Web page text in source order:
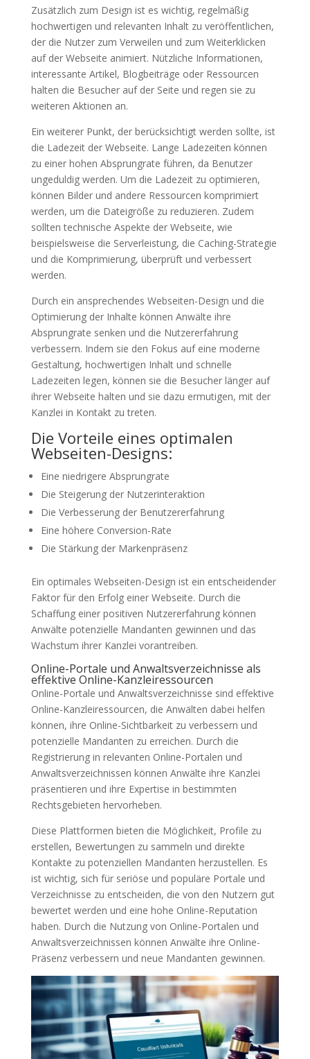
Zusätzlich zum Design ist es wichtig, regelmäßig
hochwertigen und relevanten Inhalt zu veröffentlichen,
der die Nutzer zum Verweilen und zum Weiterklicken
auf der Webseite animiert. Nützliche Informationen,
interessante Artikel, Blogbeiträge oder Ressourcen
halten die Besucher auf der Seite und regen sie zu
weiteren Aktionen an.
Ein weiterer Punkt, der berücksichtigt werden sollte, ist
die Ladezeit der Webseite. Lange Ladezeiten können
zu einer hohen Absprungrate führen, da Benutzer
ungeduldig werden. Um die Ladezeit zu optimieren,
können Bilder und andere Ressourcen komprimiert
werden, um die Dateigröße zu reduzieren. Zudem
sollten technische Aspekte der Webseite, wie
beispielsweise die Serverleistung, die Caching-Strategie
und die Komprimierung, überprüft und verbessert
werden.
Durch ein ansprechendes Webseiten-Design und die
Optimierung der Inhalte können Anwälte ihre
Absprungrate senken und die Nutzererfahrung
verbessern. Indem sie den Fokus auf eine moderne
Gestaltung, hochwertigen Inhalt und schnelle
Ladezeiten legen, können sie die Besucher länger auf
ihrer Webseite halten und sie dazu ermutigen, mit der
Kanzlei in Kontakt zu treten.
Die Vorteile eines optimalen
Webseiten-Designs:
Eine niedrigere Absprungrate
Die Steigerung der Nutzerinteraktion
Die Verbesserung der Benutzererfahrung
Eine höhere Conversion-Rate
Die Stärkung der Markenpräsenz
Ein optimales Webseiten-Design ist ein entscheidender
Faktor für den Erfolg einer Webseite. Durch die
Schaffung einer positiven Nutzererfahrung können
Anwälte potenzielle Mandanten gewinnen und das
Wachstum ihrer Kanzlei vorantreiben.
Online-Portale und Anwaltsverzeichnisse als
effektive Online-Kanzleiressourcen
Online-Portale und Anwaltsverzeichnisse sind effektive
Online-Kanzleiressourcen, die Anwälten dabei helfen
können, ihre Online-Sichtbarkeit zu verbessern und
potenzielle Mandanten zu erreichen. Durch die
Registrierung in relevanten Online-Portalen und
Anwaltsverzeichnissen können Anwälte ihre Kanzlei
präsentieren und ihre Expertise in bestimmten
Rechtsgebieten hervorheben.
Diese Plattformen bieten die Möglichkeit, Profile zu
erstellen, Bewertungen zu sammeln und direkte
Kontakte zu potenziellen Mandanten herzustellen. Es
ist wichtig, sich für seriöse und populäre Portale und
Verzeichnisse zu entscheiden, die von den Nutzern gut
bewertet werden und eine hohe Online-Reputation
haben. Durch die Nutzung von Online-Portalen und
Anwaltsverzeichnissen können Anwälte ihre Online-
Präsenz verbessern und neue Mandanten gewinnen.